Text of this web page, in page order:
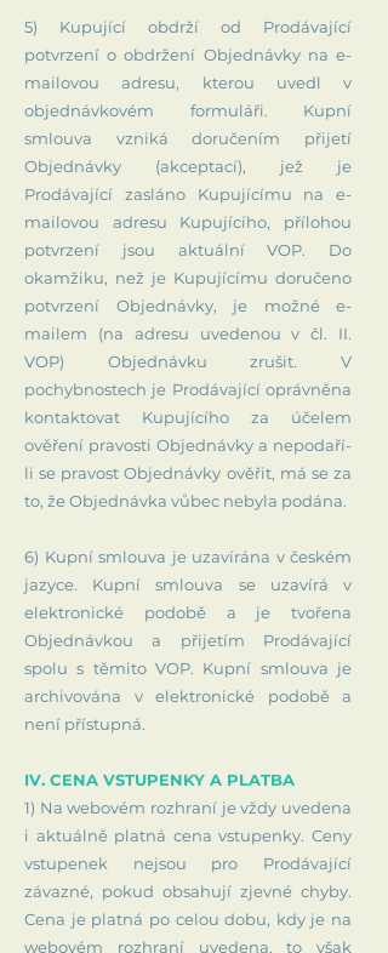
5) Kupující obdrží od Prodávající
potvrzení o obdržení Objednávky na e-
mailovou adresu, kterou uvedl v
objednávkovém formuláři. Kupní
smlouva vzniká doručením přijetí
Objednávky (akceptací), jež je
Prodávající zasláno Kupujícímu na e-
mailovou adresu Kupujícího, přílohou
potvrzení jsou aktuální VOP. Do
okamžiku, než je Kupujícímu doručeno
potvrzení Objednávky, je možné e-
mailem (na adresu uvedenou v čl. II.
VOP) Objednávku zrušit. V
pochybnostech je Prodávající oprávněna
kontaktovat Kupujícího za účelem
ověření pravosti Objednávky a nepodaří-
li se pravost Objednávky ověřit, má se za
to, že Objednávka vůbec nebyla podána.
6) Kupní smlouva je uzavírána v českém
jazyce. Kupní smlouva se uzavírá v
elektronické podobě a je tvořena
Objednávkou a přijetím Prodávající
spolu s těmito VOP. Kupní smlouva je
archivována v elektronické podobě a
není přístupná.
IV. CENA VSTUPENKY A PLATBA
1) Na webovém rozhraní je vždy uvedena
i aktuálně platná cena vstupenky. Ceny
vstupenek nejsou pro Prodávající
závazné, pokud obsahují zjevné chyby.
Cena je platná po celou dobu, kdy je na
webovém rozhraní uvedena, to však